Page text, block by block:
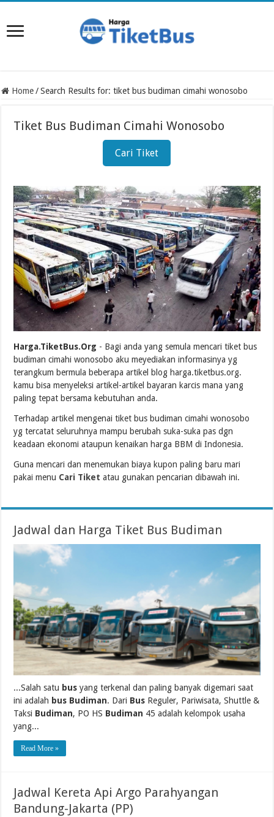
Home / Search Results for: tiket bus budiman cimahi wonosobo
Tiket Bus Budiman Cimahi Wonosobo
Cari Tiket
Harga.TiketBus.Org - Bagi anda yang semula mencari tiket bus
budiman cimahi wonosobo aku meyediakan informasinya yg
terangkum bermula beberapa artikel blog harga.tiketbus.org.
kamu bisa menyeleksi artikel-artikel bayaran karcis mana yang
paling tepat bersama kebutuhan anda.
Terhadap artikel mengenai tiket bus budiman cimahi wonosobo
yg tercatat seluruhnya mampu berubah suka-suka pas dgn
keadaan ekonomi ataupun kenaikan harga BBM di Indonesia.
Guna mencari dan menemukan biaya kupon paling baru mari
pakai menu Cari Tiket atau gunakan pencarian dibawah ini.
Jadwal dan Harga Tiket Bus Budiman
...Salah satu bus yang terkenal dan paling banyak digemari saat
ini adalah bus Budiman. Dari Bus Reguler, Pariwisata, Shuttle &
Taksi Budiman, PO HS Budiman 45 adalah kelompok usaha
yang...
Read More »
Jadwal Kereta Api Argo Parahyangan
Bandung-Jakarta (PP)